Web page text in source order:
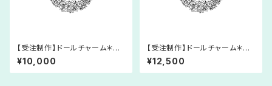
【受注制作】ドールチャーム＊あ
みぐるみ＊氷の女王＊人形＊レ
ース糸＊プリンセス＊童話
¥10,000
【受注制作】ドールチャーム＊あ
みぐるみ＊フェアリー＊人形＊レ
ース糸＊プリンセス＊童話
¥12,500